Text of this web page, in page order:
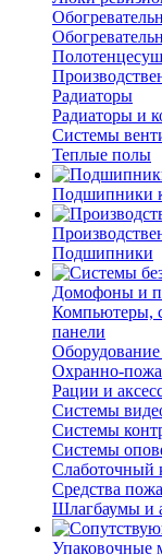
Радиаторы
Радиаторы и
Системы
Теплые полы
Подшипники
Подшипники
Домофоны и
Компьютеры,
панели
Охранно-
Рации и
Системы
Системы
Системы
Слаботочный
Средства
Шлагбаумы и
Упаковочные